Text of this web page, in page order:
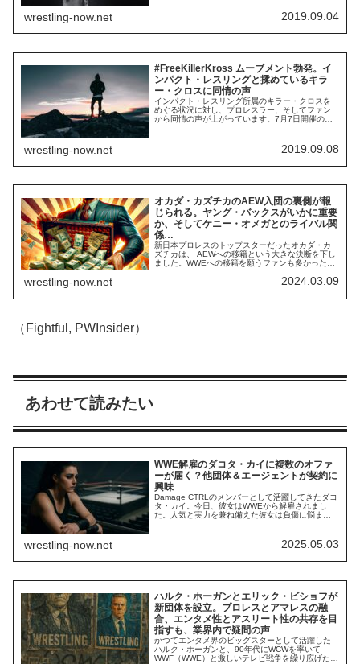
を行いました。この試合形式は、最初に対戦相手
を出血させたレスラーの勝利になります。試合は
wrestling-now.net 2019.09.04
#FreeKillerKross ムーブメント勃発。イ
ンパクト・レスリングと揉めているキラ
ー・クロスに同情の声
インパクト・レスリング所属のキラー・クロスを
めぐる状況に対し、プロレスラー、そしてファン
から同情の声が上がっています。7月7日開催の
理由からこれを拒否しました。詳しくは下の記事
をお読みください。クロスの反抗に対し、インパ
wrestling-now.net 2019.09.08
オカダ・カズチカのAEW入団の裏側が報
じられる。ヤング・バックスがいかに重要
か、そしてケニー・オメガとのライバル関
係…
新日本プロレスのトップスターだったオカダ・カ
ズチカは、 AEWへの移籍という大きな決断を下し
ました。WWEへの移籍を願うファンも多かったオ
はなぜAEWに入団したのでしょうか？Sports
の検討まず、オカダはWWEへの移籍を真剣に考え
wrestling-now.net 2024.03.09
（Fightful, PWInsider）
あわせて読みたい
WWE解雇のダコタ・カイに複数のオファ
ーが届く？他団体＆エージェントが契約に
興味
Damage CTRLのメンバーとして活躍してきたダコ
タ・カイ。今日、彼女はWWEから解雇されまし
た。人気と実力を兼ね備えた彼女は負傷に悩まさ
嘆く声が多数上がっています。しかし、これは彼
女にとってのチャンスでもあるかもしれません。
wrestling-now.net 2025.05.03
ハルク・ホーガンとエリック・ビショフが
新団体を設立。プロレスとアマレスの融
合、エンタメ性とアスリート性の共存を目
指すも、業界内で疑問の声
かつてエンタメ界のビッグスターとして活躍した
ハルク・ホーガンと、90年代にWCWを率いて
WWF（WWE）と激しいテレビ戦争を繰り広げたエ